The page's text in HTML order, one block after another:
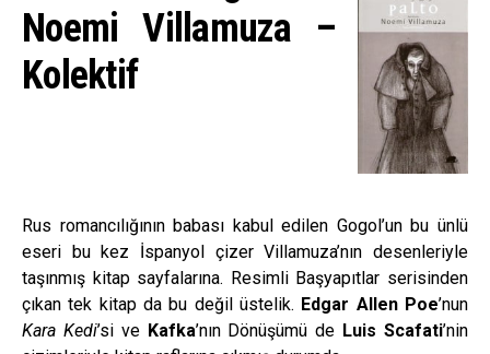
Noemi Villamuza –
Kolektif
Rus romancılığının babası kabul edilen Gogol’un bu ünlü
eseri bu kez İspanyol çizer Villamuza’nın desenleriyle
taşınmış kitap sayfalarına. Resimli Başyapıtlar serisinden
çıkan tek kitap da bu değil üstelik. Edgar Allen Poe’nun
Kara Kedi’si ve Kafka’nın Dönüşümü de Luis Scafati’nin